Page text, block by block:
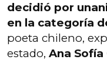
decidió por
en la categoría
poeta chileno,
estado, Ana Sofía